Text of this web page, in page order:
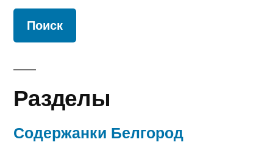
Разделы
Содержанки Белгород